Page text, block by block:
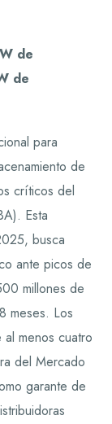
de
de
para
de
críticos del
Esta
busca
ante picos de
millones de
meses. Los
menos cuatro
del Mercado
garante de